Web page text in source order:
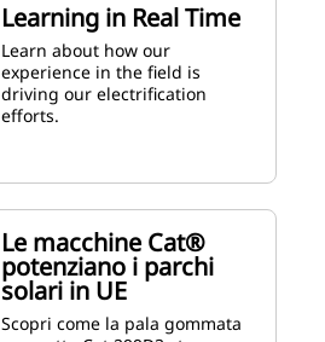
Learning in Real Time
Learn about how our
experience in the field is
driving our electrification
efforts.
Le macchine Cat®
potenziano i parchi
solari in UE
Scopri come la pala gommata